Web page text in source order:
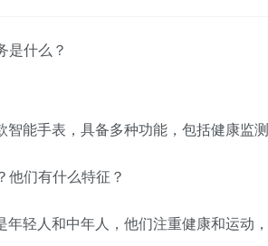
是什么？
智能手表，具备多种功能，包括健康监
他们有什么特征？
年轻人和中年人，他们注重健康和运动